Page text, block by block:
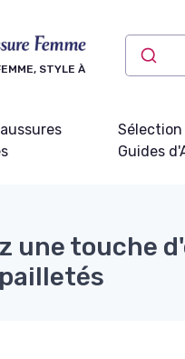
STYLE À
Guides
une touche